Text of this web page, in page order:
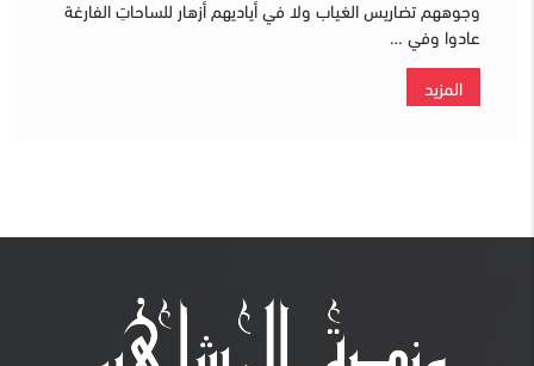
وجوههم تضاريس الغياب ولا في أياديهم أزهار للساحاتِ الفارغة
عادوا وفي …
المزيد